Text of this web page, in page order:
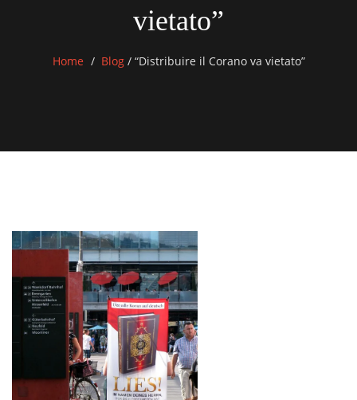
vietato”
Home Blog /“Distribuire il Corano va vietato”